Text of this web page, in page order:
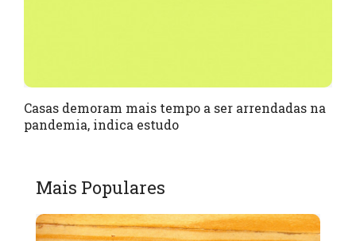
Casas demoram mais tempo a ser arrendadas na
pandemia, indica estudo
Mais Populares